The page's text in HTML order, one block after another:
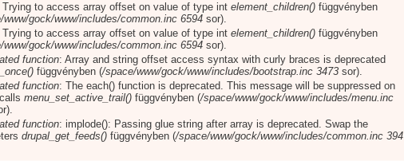
Trying to access array offset on value of type int element_children() függvényben
www/gock/www/includes/common.inc 6594 sor).
Trying to access array offset on value of type int element_children() függvényben
www/gock/www/includes/common.inc 6594 sor).
function: Array and string offset access syntax with curly braces is deprecated
függvényben (/space/www/gock/www/includes/bootstrap.inc 3473 sor).
function: The each() function is deprecated. This message will be suppressed on
menu_set_active_trail() függvényben (/space/www/gock/www/includes/menu.inc
function: implode(): Passing glue string after array is deprecated. Swap the
drupal_get_feeds() függvényben (/space/www/gock/www/includes/common.inc 394